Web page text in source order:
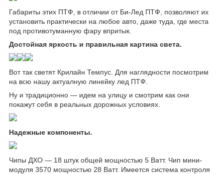
Габариты этих ПТФ, в отличии от Би-Лед ПТФ, позволяют их
установить практически на любое авто, даже туда, где места
под противотуманную фару впритык.
Достойная яркость и правильная картина света.
Вот так светят Крилайн Темпус. Для наглядности посмотрим
на всю нашу актуалную линейку лед ПТФ.
Ну и традиционно — идем на улицу и смотрим как они
покажут себя в реальных дорожных условиях.
Надежные компоненты.
Чипы ДХО — 18 штук общей мощностью 5 Ватт. Чип мини-
модуля 3570 мощностью 28 Ватт. Имеется система контроля